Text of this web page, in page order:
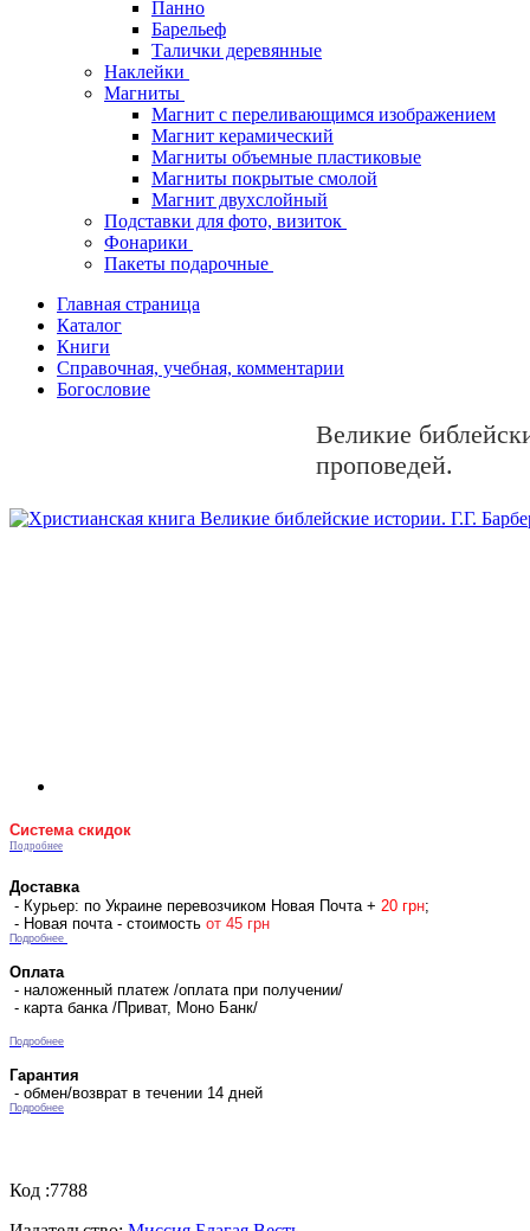
Панно
Барельеф
Талички деревянные
Наклейки
Магниты
Магнит с переливающимся изображением
Магнит керамический
Магниты объемные пластиковые
Магниты покрытые смолой
Магнит двухслойный
Подставки для фото, визиток
Фонарики
Пакеты подарочные
Главная страница
Каталог
Книги
Справочная, учебная, комментарии
Богословие
Великие
проповедей.
Система скидок
Подробнее
Доставка
- Курьер: по Украине перевозчиком Новая Почта + 20 грн;
- Новая почта - стоимость от 45 грн
Подробнее
Оплата
- наложенный платеж /оплата при получении/
- карта банка /Приват, Моно Банк/
Подробнее
Гарантия
- обмен/возврат в течении 14 дней
Подробнее
Код :7788